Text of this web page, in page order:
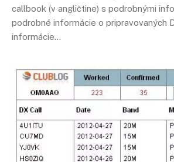
callbook (v angličtine) s podrobnými
podrobné informácie o pripravovaných
informácie…